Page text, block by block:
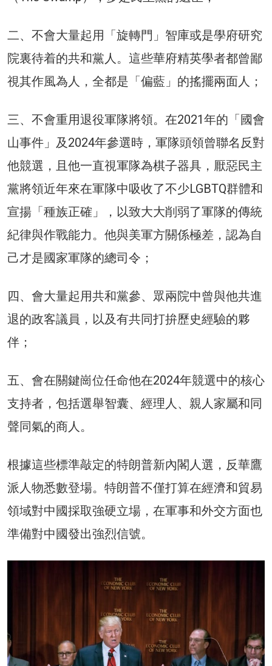
二、不會大量起用「旋轉門」智庫或是學府研究
院裏待着的共和黨人。這些華府精英學者都曾鄙
視其作風為人，全都是「偏藍」的搖擺兩面人；
三、不會重用退役軍隊將領。在2021年的「國會
山事件」及2024年參選時，軍隊頭領曾聯名反對
他競選，且他一直視軍隊為棋子器具，厭惡民主
黨將領近年來在軍隊中吸收了不少LGBTQ群體和
宣揚「種族正確」，以致大大削弱了軍隊的傳統
紀律與作戰能力。他與美軍方關係極差，認為自
己才是國家軍隊的總司令；
四、會大量起用共和黨參、眾兩院中曾與他共進
退的政客議員，以及有共同打拚歷史經驗的夥
伴；
五、會在關鍵崗位任命他在2024年競選中的核心
支持者，包括選舉智囊、經理人、親人家屬和同
聲同氣的商人。
根據這些標準敲定的特朗普新內閣人選，反華鷹
派人物悉數登場。特朗普不僅打算在經濟和貿易
領域對中國採取強硬立場，在軍事和外交方面也
準備對中國發出強烈信號。